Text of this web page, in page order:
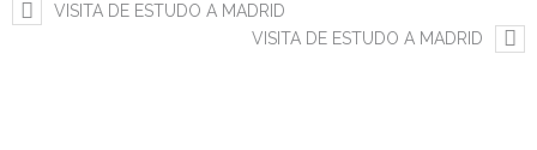
Contactos
VISITA DE ESTUDO A MADRID
VISITA DE ESTUDO A MADRID